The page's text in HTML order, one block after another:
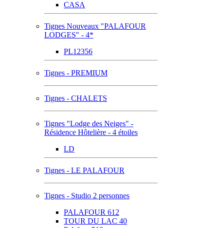
CASA
Tignes Nouveaux "PALAFOUR
LODGES" - 4*
PL12356
Tignes - PREMIUM
Tignes - CHALETS
Tignes "Lodge des Neiges" -
Résidence Hôtelière - 4 étoiles
LD
Tignes - LE PALAFOUR
Tignes - Studio 2 personnes
PALAFOUR 612
TOUR DU LAC 40